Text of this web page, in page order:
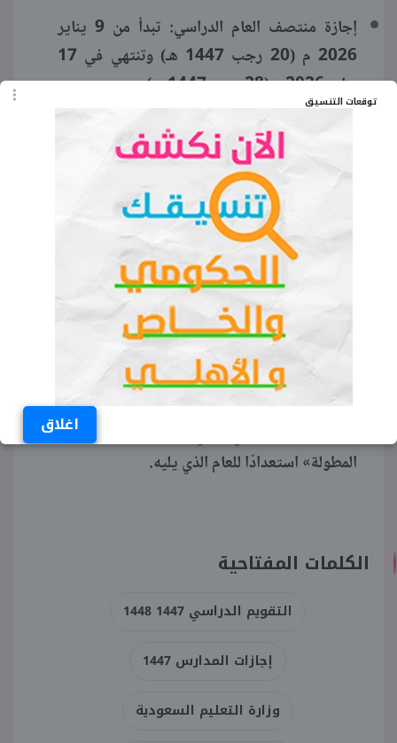
توقعات التنسيق
اغلاق
إجازة منتصف العام الدراسي: تبدأ من 9 يناير
2026 م (20 رجب 1447 هـ) وتنتهي في 17
يناير 2026 م (28 رجب 1447 هـ).
الموافق 10 محرم 1448 هـ، لتبدأ بعد ذلك إجازة
نهاية العام الدراسي، التي تعد أطول «الإجازات
المطولة» استعدادًا للعام الذي يليه.
الكلمات المفتاحية
التقويم الدراسي 1447 1448
إجازات المدارس 1447
وزارة التعليم السعودية